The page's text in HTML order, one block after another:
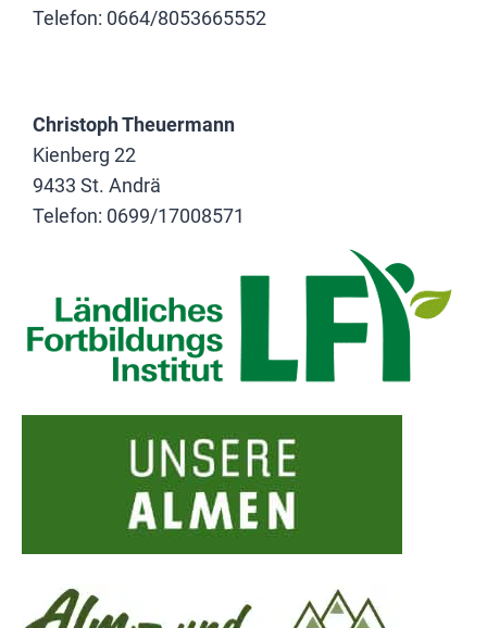
Telefon: 0664/8053665552
Christoph Theuermann
Kienberg 22
9433 St. Andrä
Telefon: 0699/17008571